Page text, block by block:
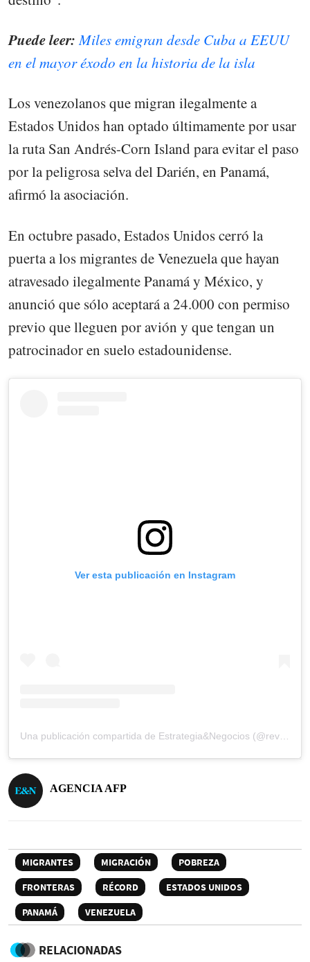
Puede leer: Miles emigran desde Cuba a EEUU
en el mayor éxodo en la historia de la isla
Los venezolanos que migran ilegalmente a
Estados Unidos han optado últimamente por usar
la ruta San Andrés-Corn Island para evitar el paso
por la peligrosa selva del Darién, en Panamá,
afirmó la asociación.
En octubre pasado, Estados Unidos cerró la
puerta a los migrantes de Venezuela que hayan
atravesado ilegalmente Panamá y México, y
anunció que sólo aceptará a 24.000 con permiso
previo que lleguen por avión y que tengan un
patrocinador en suelo estadounidense.
Ver esta publicación en Instagram
AGENCIA AFP
MIGRANTES MIGRACIÓN
POBREZA
FRONTERAS
RÉCORD
ESTADOS UNIDOS
PANAMÁ
VENEZUELA
RELACIONADAS